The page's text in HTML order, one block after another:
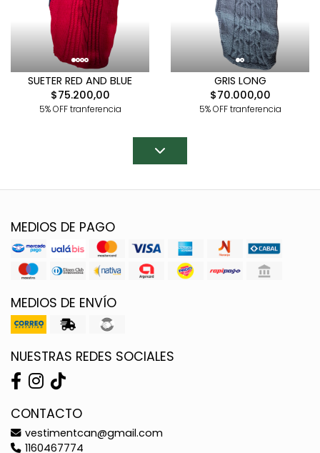
SUETER RED AND BLUE
$75.200,00
5% OFF tranferencia
GRIS LONG
$70.000,00
5% OFF tranferencia
MEDIOS DE PAGO
MEDIOS DE ENVÍO
NUESTRAS REDES SOCIALES
CONTACTO
vestimentcan@gmail.com
1160467774